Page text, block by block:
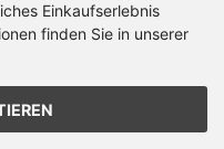
Einkaufserlebnis
finden Sie in unserer